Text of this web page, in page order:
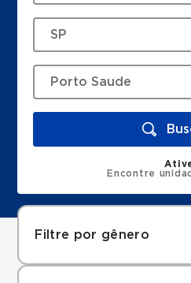
Encontre
Filtre por gênero